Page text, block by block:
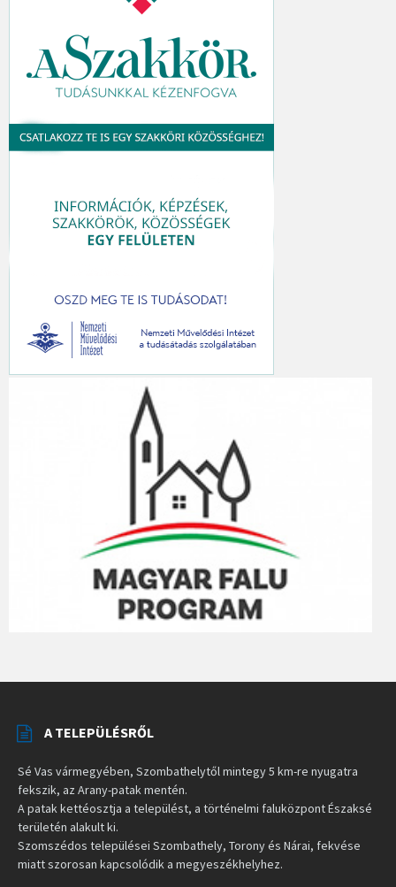
A TELEPÜLÉSRŐL
Sé Vas vármegyében, Szombathelytől mintegy 5 km-re nyugatra
fekszik, az Arany-patak mentén.
A patak kettéosztja a települést, a történelmi faluközpont Északsé
területén alakult ki.
Szomszédos települései Szombathely, Torony és Nárai, fekvése
miatt szorosan kapcsolódik a megyeszékhelyhez.